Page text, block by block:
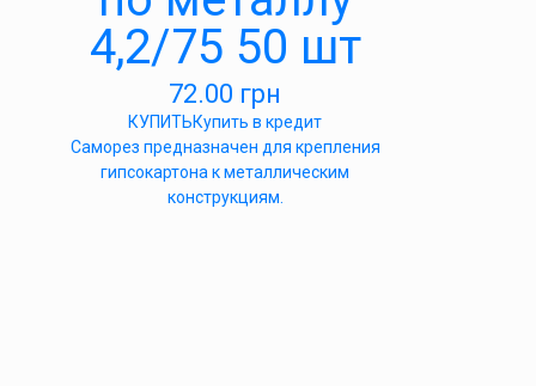
4,2/75 50 шт
72.00 грн
КУПИТЬКупить в кредит
Саморез предназначен для крепления
гипсокартона к металлическим
конструкциям.